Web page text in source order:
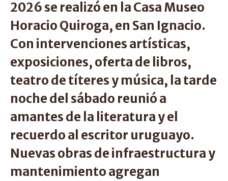
2026 se realizó en la Casa Museo
Horacio Quiroga, en San Ignacio.
Con intervenciones artísticas,
exposiciones, oferta de libros,
teatro de títeres y música, la tarde
noche del sábado reunió a
amantes de la literatura y el
recuerdo al escritor uruguayo.
Nuevas obras de infraestructura y
mantenimiento agregan